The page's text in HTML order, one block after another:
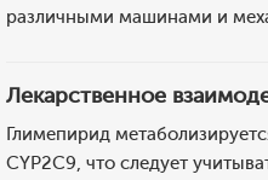
различными машинами и
Лекарственное
Глимепирид
CYP2C9, что следует